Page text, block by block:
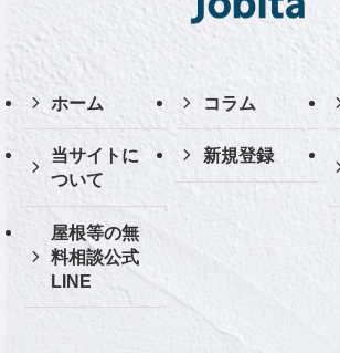
ホーム コラム
当サイトに
ついて
新規登録
屋根等の無
料相談公式
LINE